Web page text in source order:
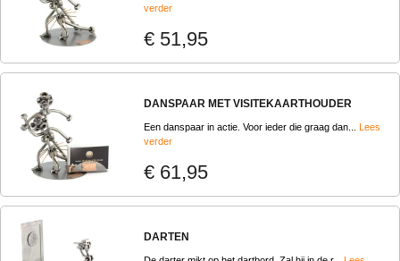
verder
€ 51,95
DANSPAAR MET VISITEKAARTHOUDER
Een danspaar in actie. Voor ieder die graag dan... Lees
verder
€ 61,95
DARTEN